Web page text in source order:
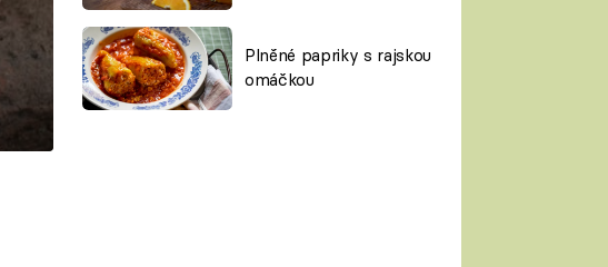
Plněné papriky s rajskou
omáčkou